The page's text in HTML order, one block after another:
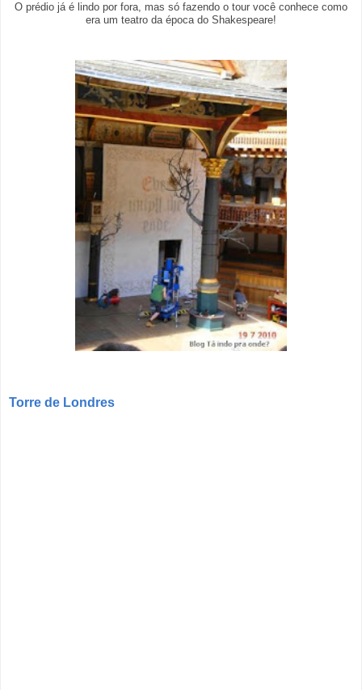
O prédio já é lindo por fora, mas só fazendo o tour você conhece como
era um teatro da época do Shakespeare!
Torre de Londres